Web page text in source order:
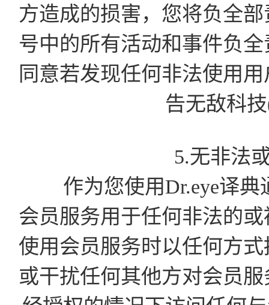
方造成的损害，您将负全
号中的所有活动和事件负
同意若发现任何非法使用
告无敌科
5.无非法
作为您使用Dr.eye译典
会员服务用于任何非法的
使用会员服务时以任何方
或干扰任何其他方对会员